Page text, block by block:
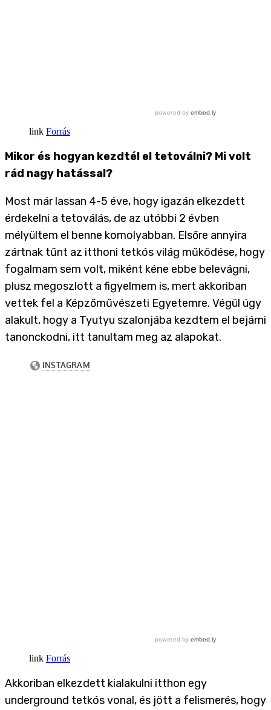
Forrás
Mikor és hogyan kezdtél el tetoválni? Mi volt
rád nagy hatással?
Most már lassan 4-5 éve, hogy igazán elkezdett
érdekelni a tetoválás, de az utóbbi 2 évben
mélyültem el benne komolyabban. Elsőre annyira
zártnak tűnt az itthoni tetkós világ működése, hogy
fogalmam sem volt, miként kéne ebbe belevágni,
plusz megoszlott a figyelmem is, mert akkoriban
vettek fel a Képzőművészeti Egyetemre. Végül úgy
alakult, hogy a Tyutyu szalonjába kezdtem el bejárni
tanonckodni, itt tanultam meg az alapokat.
Forrás
Akkoriban elkezdett kialakulni itthon egy
underground tetkós vonal, és jött a felismerés, hogy